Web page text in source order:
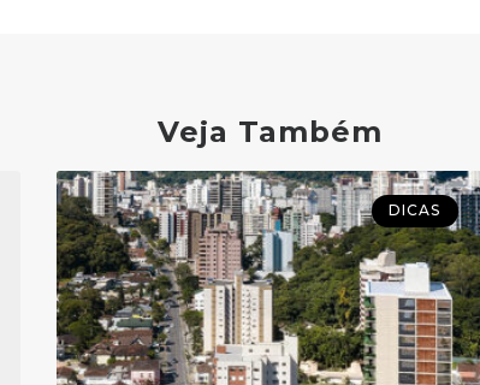
Veja Também
DICAS